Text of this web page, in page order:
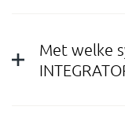
Met welke